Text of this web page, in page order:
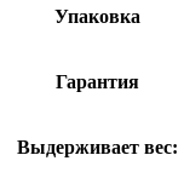
Упаковка
Гарантия
Выдерживает вес: